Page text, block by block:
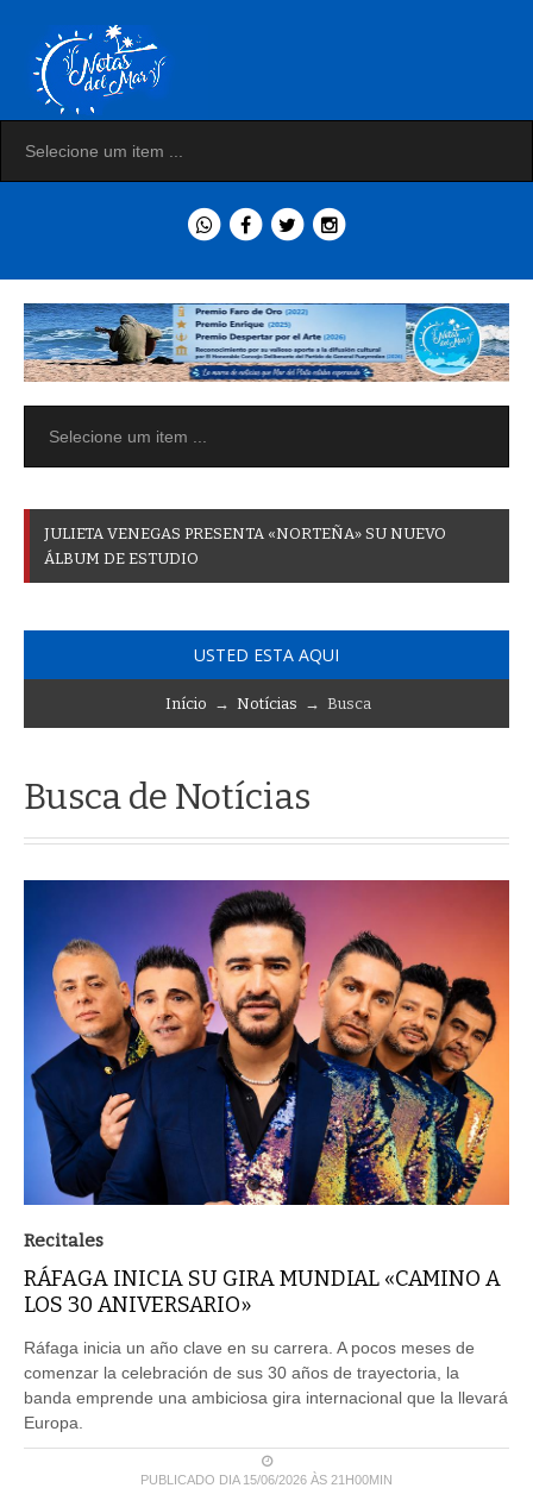
JULIETA VENEGAS PRESENTA «NORTEÑA» SU NUEVO
ÁLBUM DE ESTUDIO
USTED ESTA AQUI
Início → Notícias → Busca
Busca de Notícias
Recitales
RÁFAGA INICIA SU GIRA MUNDIAL «CAMINO A
LOS 30 ANIVERSARIO»
Ráfaga inicia un año clave en su carrera. A pocos meses de
comenzar la celebración de sus 30 años de trayectoria, la
banda emprende una ambiciosa gira internacional que la llevará
Europa.
PUBLICADO DIA 15/06/2026 ÀS 21H00MIN